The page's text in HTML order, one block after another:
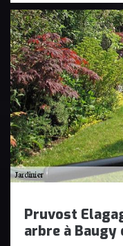
Pruvost
arbre à Baugy